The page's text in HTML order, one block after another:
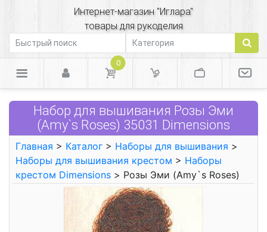
Интернет-магазин "Иглара"
товары для рукоделия
0
Набор для вышивания Розы Эми
(Amy`s Roses) 35031 Dimensions
Главная > Каталог > Наборы для вышивания >
Наборы для вышивания крестом > Наборы
крестом Dimensions > Розы Эми (Amy`s Roses)